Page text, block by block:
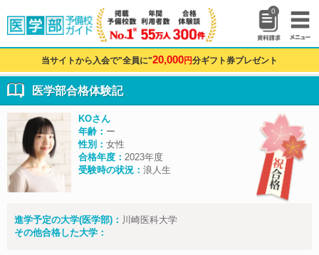
0
当サイトから入会で"全員に"20,000円分ギフト券プレゼント
医学部合格体験記
KOさん
年齢： ー
性別： 女性
合格年度： 2023年度
受験時の状況： 浪人生
進学予定の大学(医学部)： 川崎医科大学
その他合格した大学：